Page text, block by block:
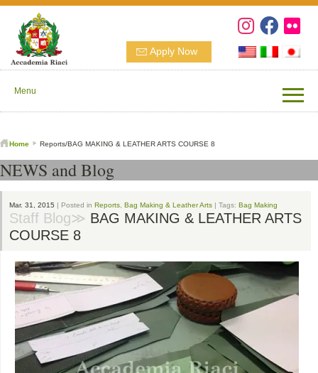
Apply Now
Menu
Home Reports/BAG MAKING & LEATHER ARTS COURSE 8
NEWS and Blog
Mar. 31, 2015 | Posted in Reports Bag Making & Leather Arts | Tags: Bag Making
Staff Blog≫ BAG MAKING & LEATHER ARTS
COURSE 8